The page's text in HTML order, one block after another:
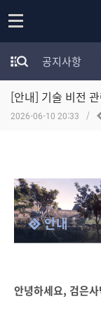
p
e
n
모
험
가
포
리
전
체
보
공지사항
[안내] 기술 비전
2026-06-10 20:33
안내
안녕하세요, 검은